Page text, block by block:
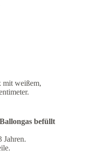
mit weißem,
befüllt
Jahren.